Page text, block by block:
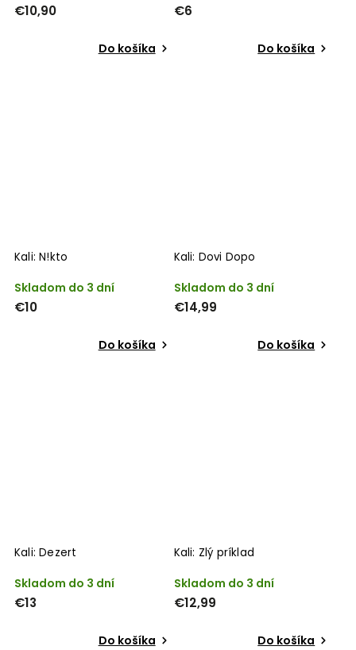
€10,90
Do košíka
€6
Do košíka
Kali: N!kto
Skladom do 3 dní
€10
Do košíka
Kali: Dovi Dopo
Skladom do 3 dní
€14,99
Do košíka
Kali: Dezert
Skladom do 3 dní
€13
Do košíka
Kali: Zlý príklad
Skladom do 3 dní
€12,99
Do košíka